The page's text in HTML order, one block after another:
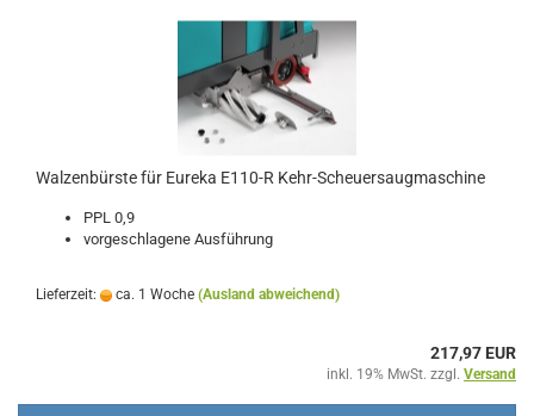
Walzenbürste für Eureka E110-R Kehr-Scheuersaugmaschine
PPL 0,9
vorgeschlagene Ausführung
Lieferzeit: ca. 1 Woche (Ausland abweichend)
217,97 EUR
inkl. 19% MwSt. zzgl. Versand